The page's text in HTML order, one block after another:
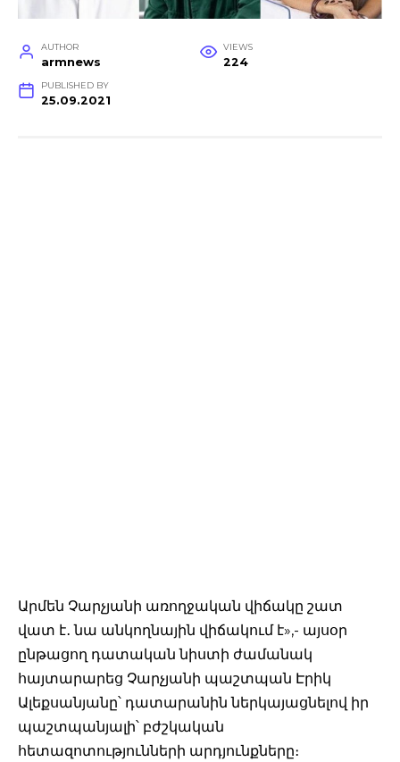
AUTHOR
armnews
VIEWS
224
PUBLISHED BY
25.09.2021
Արմեն Չարչյանի առողջական վիճակը շատ
վատ է․ նա անկողնային վիճակում է»,- այսօր
ընթացող դատական նիստի ժամանակ
հայտարարեց Չարչյանի պաշտպան Էրիկ
Ալեքսանյանը՝ դատարանին ներկայացնելով իր
պաշտպանյալի՝ բժշկական
հետազոտությունների արդյունքները։